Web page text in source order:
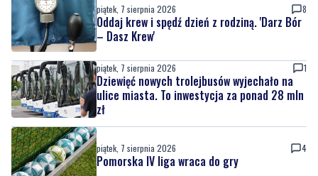
piątek, 7 sierpnia 2026 8
Oddaj krew i spędź dzień z rodziną. 'Darz Bór
– Dasz Krew'
piątek, 7 sierpnia 2026 1
Dziewięć nowych trolejbusów wyjechało na
ulice miasta. To inwestycja za ponad 28 mln
zł
piątek, 7 sierpnia 2026 4
Pomorska IV liga wraca do gry